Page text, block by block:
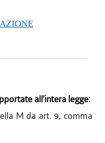
all’intera legge:
M da art. 9, comma